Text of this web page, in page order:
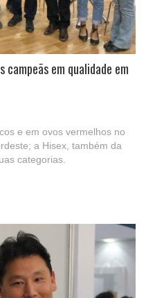
campeãs em qualidade em
e em ovos vermelhos no
a Hisex, também da
categorias.